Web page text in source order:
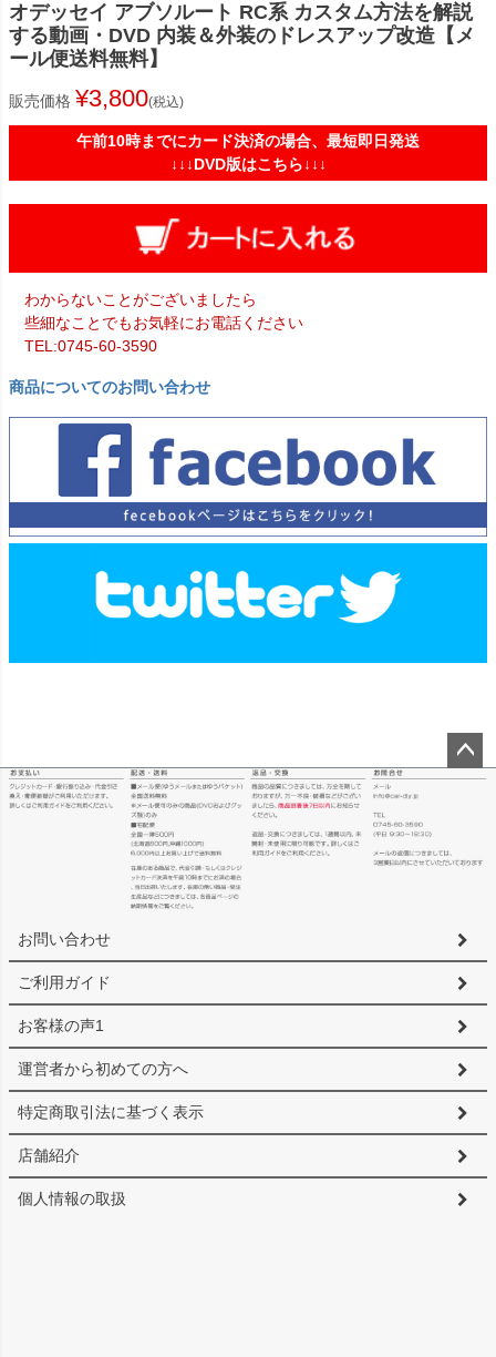
オデッセイ アブソルート RC系 カスタム方法を解説
する動画・DVD 内装＆外装のドレスアップ改造【メ
ール便送料無料】
販売価格 ¥3,800 税込
午前10時までにカード決済の場合、最短即日発送
↓↓↓DVD版はこちら↓↓↓
わからないことがございましたら
些細なことでもお気軽にお電話ください
TEL:0745-60-3590
商品についてのお問い合わせ
ペー
へ
お問い合わせ
ご利用ガイド
お客様の声1
運営者から初めての方へ
特定商取引法に基づく表示
店舗紹介
個人情報の取扱